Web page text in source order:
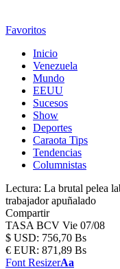
Favoritos
Inicio
Venezuela
Mundo
EEUU
Sucesos
Show
Deportes
Caraota Tips
Tendencias
Columnistas
Lectura: La brutal pelea
trabajador apuñalado
Compartir
TASA BCV Vie 07/08
$ USD: 756,70 Bs
€ EUR: 871,89 Bs
Font ResizerAa